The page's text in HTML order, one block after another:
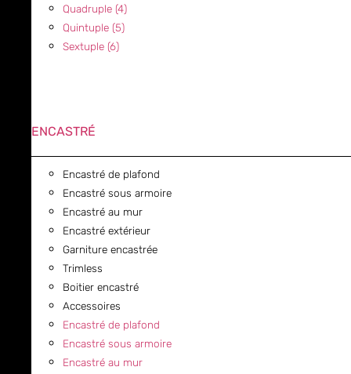
Quadruple (4)
Quintuple (5)
Sextuple (6)
ENCASTRÉ
Encastré de plafond
Encastré sous armoire
Encastré au mur
Encastré extérieur
Garniture encastrée
Trimless
Boitier encastré
Accessoires
Encastré de plafond
Encastré sous armoire
Encastré au mur